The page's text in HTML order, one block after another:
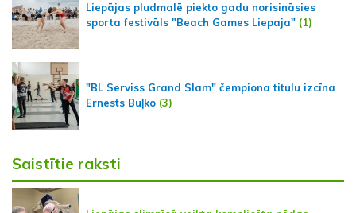
Liepājas pludmalē piekto gadu norisināsies
sporta festivāls "Beach Games Liepaja" (1)
"BL Serviss Grand Slam" čempiona titulu izcīna
Ernests Buļko (3)
Saistītie raksti